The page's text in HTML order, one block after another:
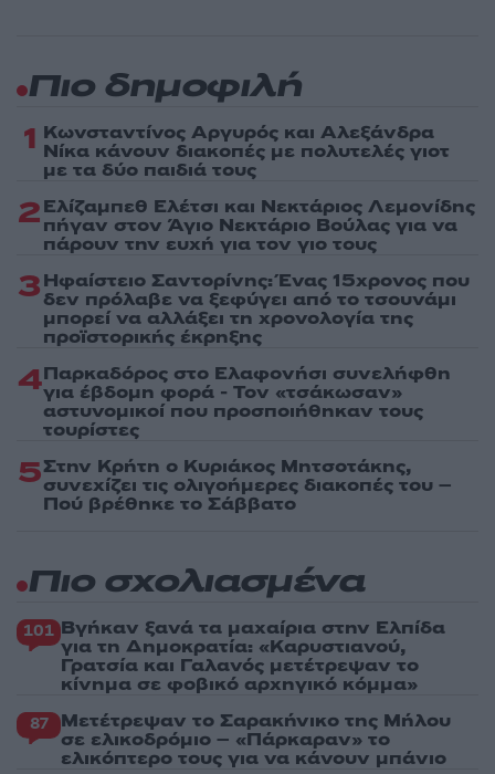
Πιο δημοφιλή
1 Κωνσταντίνος Αργυρός και Αλεξάνδρα
Νίκα κάνουν διακοπές με πολυτελές γιοτ
με τα δύο παιδιά τους
2Ελίζαμπεθ Ελέτσι και Νεκτάριος Λεμονίδης
πήγαν στον Άγιο Νεκτάριο Βούλας για να
πάρουν την ευχή για τον γιο τους
3Ηφαίστειο Σαντορίνης: Ένας 15χρονος που
δεν πρόλαβε να ξεφύγει από το τσουνάμι
μπορεί να αλλάξει τη χρονολογία της
προϊστορικής έκρηξης
4Παρκαδόρος στο Ελαφονήσι συνελήφθη
για έβδομη φορά - Τον «τσάκωσαν»
αστυνομικοί που προσποιήθηκαν τους
τουρίστες
5Στην Κρήτη ο Κυριάκος Μητσοτάκης,
συνεχίζει τις ολιγοήμερες διακοπές του –
Πού βρέθηκε το Σάββατο
Πιο σχολιασμένα
101 Βγήκαν ξανά τα μαχαίρια στην Ελπίδα
για τη Δημοκρατία: «Καρυστιανού,
Γρατσία και Γαλανός μετέτρεψαν το
κίνημα σε φοβικό αρχηγικό κόμμα»
87 Μετέτρεψαν το Σαρακήνικο της Μήλου
σε ελικοδρόμιο – «Πάρκαραν» το
ελικόπτερο τους για να κάνουν μπάνιο